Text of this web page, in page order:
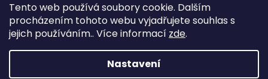
Tento web používá soubory cookie. Dalším
procházením tohoto webu vyjadřujete souhlas s
jejich používáním.. Více informací zde.
Nastavení